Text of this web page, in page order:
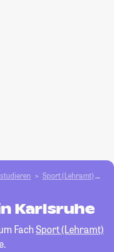
Sport (Lehramt)
Karlsruhe
FachSport (Lehramt)